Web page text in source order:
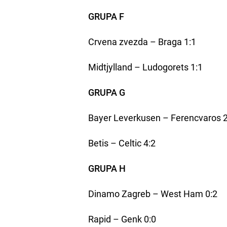
GRUPA F
Crvena zvezda – Braga 1:1
Midtjylland – Ludogorets 1:1
GRUPA G
Bayer Leverkusen – Ferencvaros
Betis – Celtic 4:2
GRUPA H
Dinamo Zagreb – West Ham 0:2
Rapid – Genk 0:0